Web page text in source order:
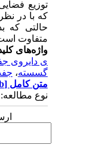
توزیع
که با در نظر
حالتی که
متفاوت است.
واژه‌های
ی دایروی
گسسته،
متن کامل[PDF 505 kb]
نوع مطالعه: